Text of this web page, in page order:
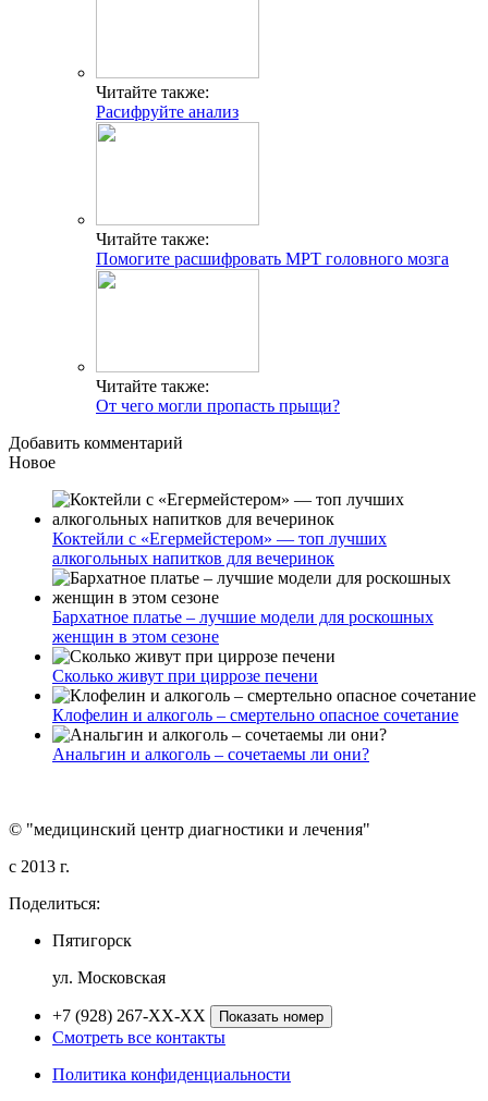
Читайте также:
Расифруйте анализ
Читайте также:
Помогите расшифровать МРТ головного мозга
Читайте также:
От чего могли пропасть прыщи?
Добавить комментарий
Новое
Коктейли с «Егермейстером» — топ лучших
алкогольных напитков для вечеринок
Бархатное платье – лучшие модели для роскошных
женщин в этом сезоне
Сколько живут при циррозе печени
Клофелин и алкоголь – смертельно опасное сочетание
Анальгин и алкоголь – сочетаемы ли они?
© "медицинский центр диагностики и лечения"
c 2013 г.
Поделиться:
Пятигорск
ул. Московская
+7 (928) 267-XX-XX Показать номер
Смотреть все контакты
Политика конфиденциальности